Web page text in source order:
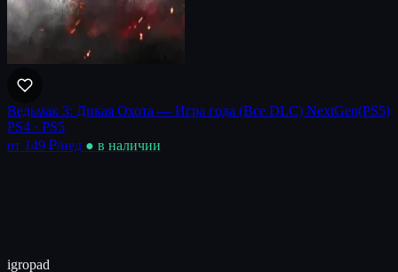
Ведьмак 3: Дикая Охота — Игра года (Все DLC) NextGen(PS5)
PS4 · PS5
от 149 ₽/нед ● в наличии
igropad